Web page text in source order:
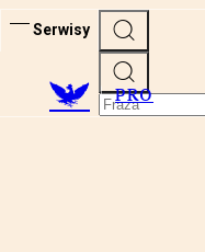
Serwisy
PRO